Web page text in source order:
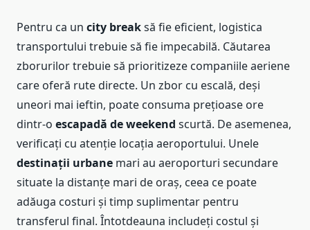
Pentru ca un city breaksă fie eficient, logistica
transportului trebuie să fie impecabilă. Căutarea
zborurilor trebuie să prioritizeze companiile aeriene
care oferă rute directe. Un zbor cu escală, deși
uneori mai ieftin, poate consuma prețioase ore
dintr-o escapadă de weekend scurtă. De asemenea,
verificați cu atenție locația aeroportului. Unele
destinații urbane mari au aeroporturi secundare
situate la distanțe mari de oraș, ceea ce poate
adăuga costuri și timp suplimentar pentru
transferul final. Întotdeauna includeți costul și